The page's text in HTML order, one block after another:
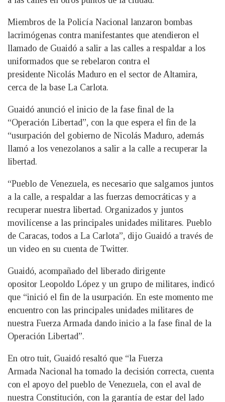
Miembros de la Policía Nacional lanzaron bombas
lacrimógenas contra manifestantes que atendieron el
llamado de Guaidó a salir a las calles a respaldar a los
uniformados que se rebelaron contra el
presidente Nicolás Maduro en el sector de Altamira,
cerca de la base La Carlota.
Guaidó anunció el inicio de la fase final de la
“Operación Libertad”, con la que espera el fin de la
“usurpación del gobierno de Nicolás Maduro, además
llamó a los venezolanos a salir a la calle a recuperar la
libertad.
“Pueblo de Venezuela, es necesario que salgamos juntos
a la calle, a respaldar a las fuerzas democráticas y a
recuperar nuestra libertad. Organizados y juntos
movilícense a las principales unidades militares. Pueblo
de Caracas, todos a La Carlota”, dijo Guaidó a través de
un video en su cuenta de Twitter.
Guaidó, acompañado del liberado dirigente
opositor Leopoldo López y un grupo de militares, indicó
que “inició el fin de la usurpación. En este momento me
encuentro con las principales unidades militares de
nuestra Fuerza Armada dando inicio a la fase final de la
Operación Libertad”.
En otro tuit, Guaidó resaltó que “la Fuerza
Armada Nacional ha tomado la decisión correcta, cuenta
con el apoyo del pueblo de Venezuela, con el aval de
nuestra Constitución, con la garantía de estar del lado